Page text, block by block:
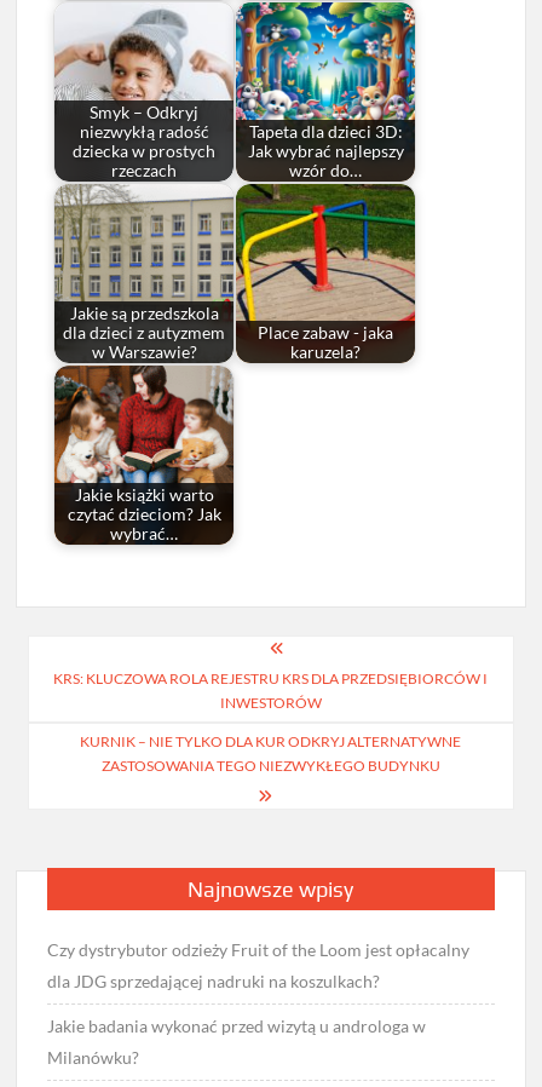
Smyk – Odkryj
niezwykłą radość
dziecka w prostych
rzeczach
Tapeta dla dzieci 3D:
Jak wybrać najlepszy
wzór do…
Jakie są przedszkola
dla dzieci z autyzmem
w Warszawie?
Place zabaw - jaka
karuzela?
Jakie książki warto
czytać dzieciom? Jak
wybrać…
wpisu
KRS: KLUCZOWA ROLA REJESTRU KRS DLA PRZEDSIĘBIORCÓW I
INWESTORÓW
KURNIK – NIE TYLKO DLA KUR ODKRYJ ALTERNATYWNE
ZASTOSOWANIA TEGO NIEZWYKŁEGO BUDYNKU
Najnowsze wpisy
Czy dystrybutor odzieży Fruit of the Loom jest opłacalny
dla JDG sprzedającej nadruki na koszulkach?
Jakie badania wykonać przed wizytą u androloga w
Milanówku?